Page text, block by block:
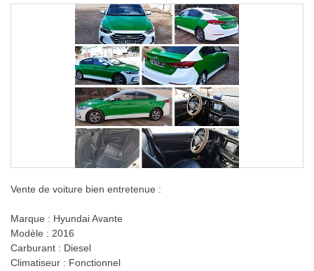
Vente de voiture bien entretenue :
Marque : Hyundai Avante
Modèle : 2016
Carburant : Diesel
Climatiseur : Fonctionnel